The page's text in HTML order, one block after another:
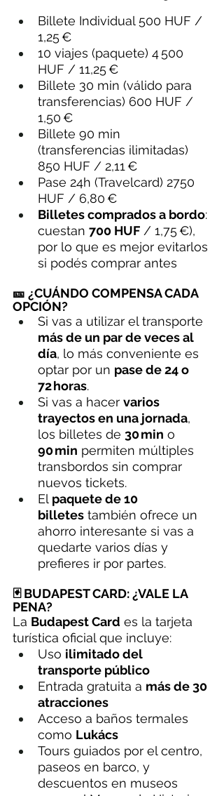
Billete Individual 500 HUF /
1,25 €
10 viajes (paquete) 4 500
HUF / 11,25 €
Billete 30 min (válido para
transferencias) 600 HUF /
1,50 €
Billete 90 min
(transferencias ilimitadas)
850 HUF / 2,11 €
Pase 24h (Travelcard) 2750
HUF / 6,80 €
Billetes comprados a bordo:
cuestan 700 HUF / 1,75 €),
por lo que es mejor evitarlos
si podés comprar antes
🎫 ¿CUÁNDO COMPENSA CADA
OPCIÓN?
Si vas a utilizar el transporte
más de un par de veces al
día, lo más conveniente es
optar por un pase de 24 o
72 horas.
Si vas a hacer varios
trayectos en una jornada,
los billetes de 30 min o
90 min permiten múltiples
transbordos sin comprar
nuevos tickets.
El paquete de 10
billetes también ofrece un
ahorro interesante si vas a
quedarte varios días y
prefieres ir por partes.
🃏 BUDAPEST CARD: ¿VALE LA
PENA?
La Budapest Card es la tarjeta
turística oficial que incluye:
Uso ilimitado del
transporte público
Entrada gratuita a más de 30
atracciones
Acceso a baños termales
como Lukács
Tours guiados por el centro,
paseos en barco, y
descuentos en museos